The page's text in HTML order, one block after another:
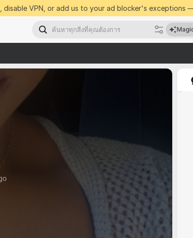
disable VPN, or add us to your ad blocker's exceptions